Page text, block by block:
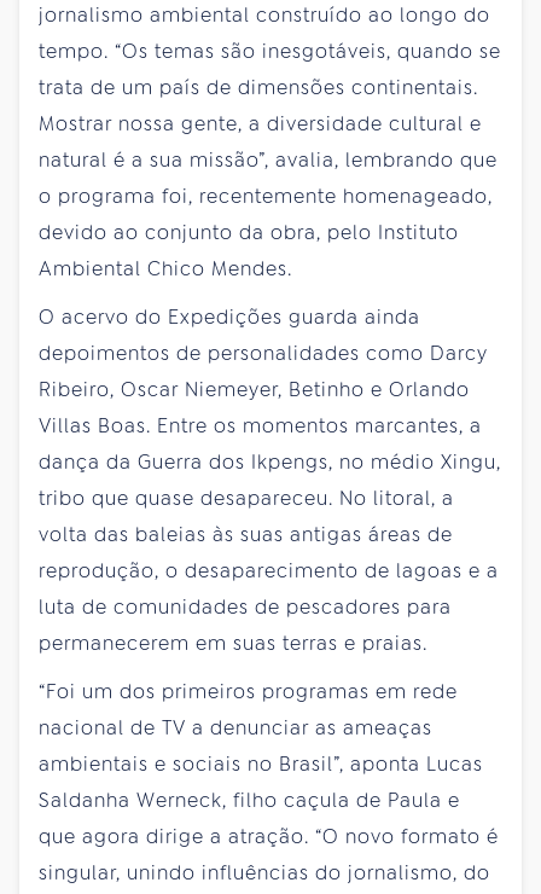
jornalismo ambiental construído ao longo do
tempo. “Os temas são inesgotáveis, quando se
trata de um país de dimensões continentais.
Mostrar nossa gente, a diversidade cultural e
natural é a sua missão”, avalia, lembrando que
o programa foi, recentemente homenageado,
devido ao conjunto da obra, pelo Instituto
Ambiental Chico Mendes.
O acervo do Expedições guarda ainda
depoimentos de personalidades como Darcy
Ribeiro, Oscar Niemeyer, Betinho e Orlando
Villas Boas. Entre os momentos marcantes, a
dança da Guerra dos Ikpengs, no médio Xingu,
tribo que quase desapareceu. No litoral, a
volta das baleias às suas antigas áreas de
reprodução, o desaparecimento de lagoas e a
luta de comunidades de pescadores para
permanecerem em suas terras e praias.
“Foi um dos primeiros programas em rede
nacional de TV a denunciar as ameaças
ambientais e sociais no Brasil”, aponta Lucas
Saldanha Werneck, filho caçula de Paula e
que agora dirige a atração. “O novo formato é
singular, unindo influências do jornalismo, do